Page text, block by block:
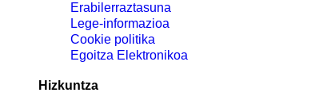
Erabilerraztasuna
Lege-informazioa
Cookie politika
Egoitza Elektronikoa
Hizkuntza